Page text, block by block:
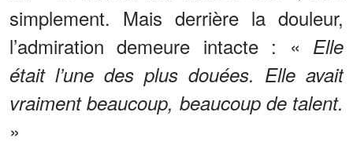
simplement. Mais derrière la douleur,
l’admiration demeure intacte : « Elle
était l’une des plus douées. Elle avait
vraiment beaucoup, beaucoup de talent.
»